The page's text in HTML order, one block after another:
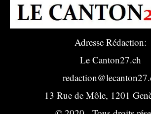
Adresse Rédaction:
Le Canton27.ch
13 Rue de Môle, 1201